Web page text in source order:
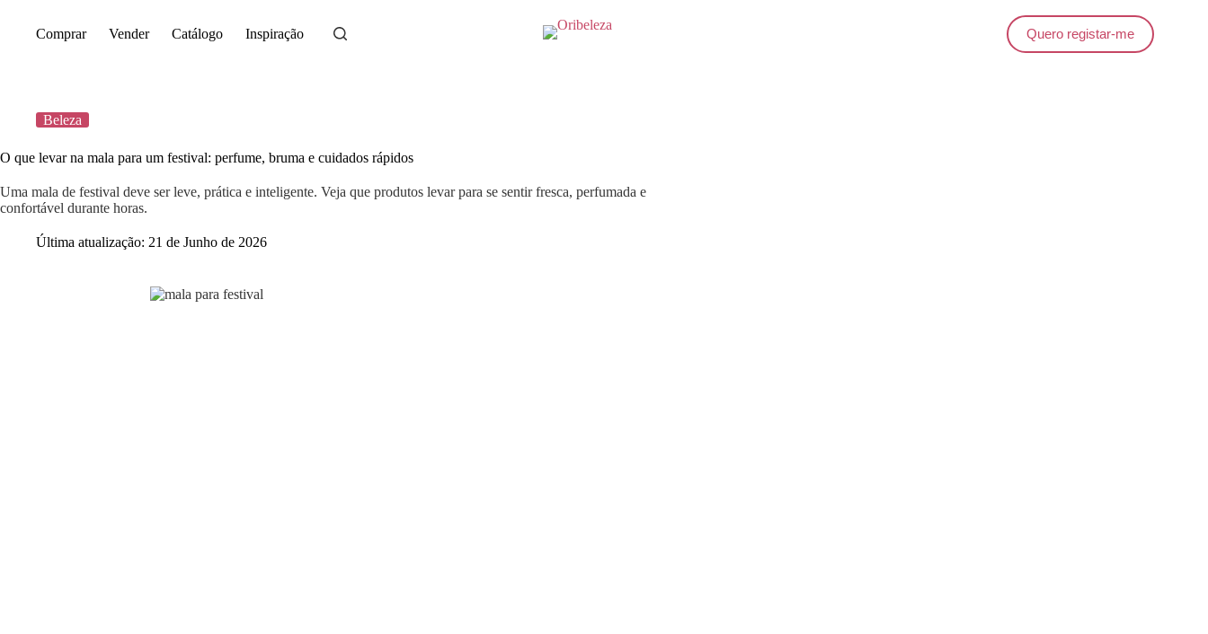
Comprar Vender Catálogo Inspiração Quero registar-me
Beleza
O que levar na mala para um festival: perfume, bruma e cuidados rápidos
Uma mala de festival deve ser leve, prática e inteligente. Veja que produtos levar para se sentir fresca, perfumada e
confortável durante horas.
Última atualização: 21 de Junho de 2026